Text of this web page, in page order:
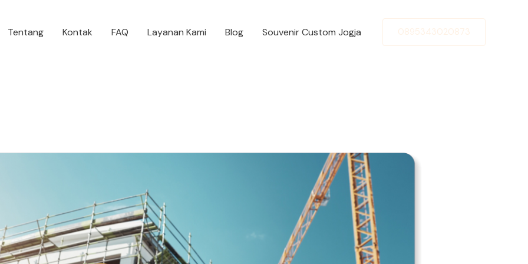
Tentang Kontak FAQ Layanan Kami Blog Souvenir Custom Jogja 0895343020873